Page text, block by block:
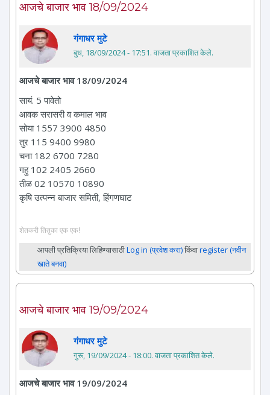
आजचे बाजार भाव 18/09/2024
गंगाधर मुटे
बुध, 18/09/2024 - 17:51. वाजता प्रकाशित केले.
आजचे बाजार भाव 18/09/2024
सायं. 5 पावेतो
आवक सरासरी व कमाल भाव
सोया 1557 3900 4850
तुर 115 9400 9980
चना 182 6700 7280
गहु 102 2405 2660
तीळ 02 10570 10890
कृषि उत्पन्न बाजार समिती, हिंगणघाट
शेतकरी तितुका एक एक!
आपली प्रतिक्रिया लिहिण्यासाठीLog in (प्रवेश करा)किंवाregister (नवीन
खाते बनवा)
आजचे बाजार भाव 19/09/2024
गंगाधर मुटे
गुरू, 19/09/2024 - 18:00. वाजता प्रकाशित केले.
आजचे बाजार भाव 19/09/2024